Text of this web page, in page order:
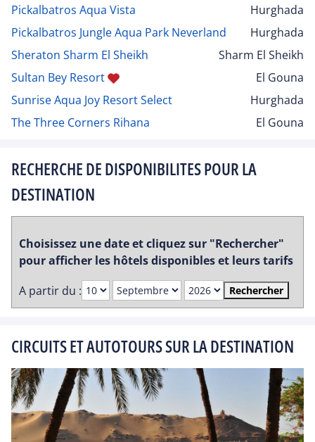
Pickalbatros Aqua Vista
Hurghada
Pickalbatros Jungle Aqua Park Neverland
Hurghada
Sheraton Sharm El Sheikh
Sharm El Sheikh
Sultan Bey Resort
El Gouna
Sunrise Aqua Joy Resort Select
Hurghada
The Three Corners Rihana
El Gouna
RECHERCHE DE DISPONIBILITES POUR LA
DESTINATION
Choisissez une date et cliquez sur "Rechercher"
pour afficher les hôtels disponibles et leurs tarifs
A partir du :
Rechercher
CIRCUITS ET AUTOTOURS SUR LA DESTINATION